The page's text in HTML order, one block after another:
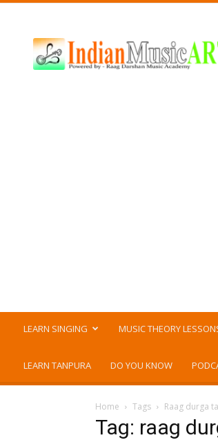
Music
ART
LEARN SINGING MUSIC THEORY
LEARN TANPURA DO YOU KNOW
Home Tags Raag durga
Tag: raag